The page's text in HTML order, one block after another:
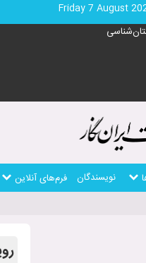
Friday 7 August
نویسندگان فرم‌های آنلاین